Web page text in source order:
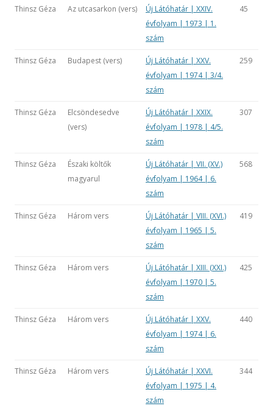
Thinsz Géza Az utcasarkon (vers)
Új Látóhatár | XXIV.
évfolyam | 1973 | 1.
szám
45
Thinsz Géza Budapest (vers)
Új Látóhatár | XXV.
évfolyam | 1974 | 3/4.
szám
259
Thinsz Géza
Elcsöndesedve
(vers)
Új Látóhatár | XXIX.
évfolyam | 1978 | 4/5.
szám
307
Thinsz Géza
Északi költők
magyarul
Új Látóhatár | VII. (XV.)
évfolyam | 1964 | 6.
szám
568
Thinsz Géza Három vers
Új Látóhatár | VIII. (XVI.)
évfolyam | 1965 | 5.
szám
419
Thinsz Géza Három vers
Új Látóhatár | XIII. (XXI.)
évfolyam | 1970 | 5.
szám
425
Thinsz Géza Három vers
Új Látóhatár | XXV.
évfolyam | 1974 | 6.
szám
440
Thinsz Géza Három vers
Új Látóhatár | XXVI.
évfolyam | 1975 | 4.
szám
344